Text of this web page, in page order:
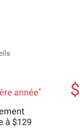
année*
à $129
$